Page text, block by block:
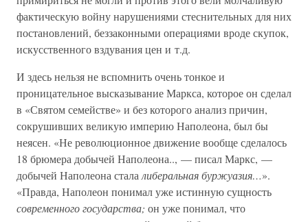
фактическую войну нарушениями стеснительных для них
постановлений, беззаконными операциями вроде скупок,
искусственного вздувания цен и т.д.
И здесь нельзя не вспомнить очень тонкое и
проницательное высказывание Маркса, которое он сделал
в «Святом семействе» и без которого анализ причин,
сокрушивших великую империю Наполеона, был бы
неясен. «Не революционное движение вообще сделалось
18 брюмера добычей Наполеона.., — писал Маркс, —
добычей Наполеона стала либеральная буржуазия…».
«Правда, Наполеон понимал уже истинную сущность
современного государства; он уже понимал, что